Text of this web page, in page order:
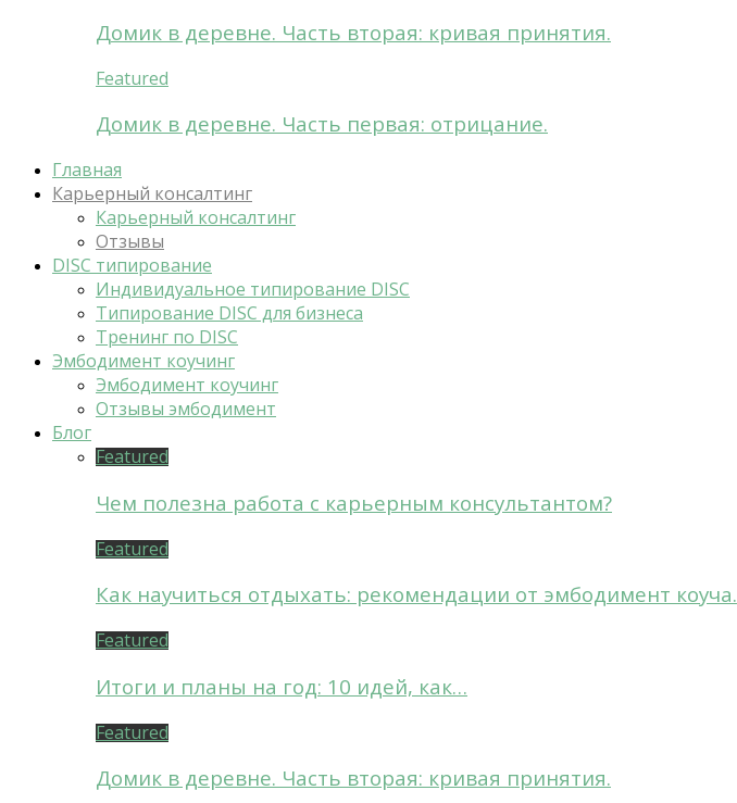
Домик в деревне. Часть вторая: кривая принятия.
Featured
Домик в деревне. Часть первая: отрицание.
Главная
Карьерный консалтинг
Карьерный консалтинг
Отзывы
DISC типирование
Индивидуальное типирование DISC
Типирование DISC для бизнеса
Тренинг по DISC
Эмбодимент коучинг
Эмбодимент коучинг
Отзывы эмбодимент
Блог
Featured
Чем полезна работа с карьерным консультантом?
Featured
Как научиться отдыхать: рекомендации от эмбодимент коуча.
Featured
Итоги и планы на год: 10 идей, как…
Featured
Домик в деревне. Часть вторая: кривая принятия.